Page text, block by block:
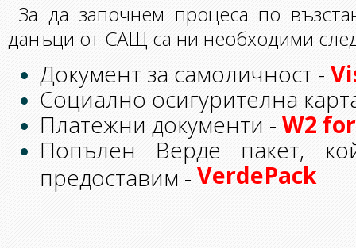
За да започнем процеса по
данъци от САЩ са ни необходими
Документ за самоличност -
Социално осигурителна
Платежни документи - W2
Попълен Верде пакет,
предоставим - VerdePack